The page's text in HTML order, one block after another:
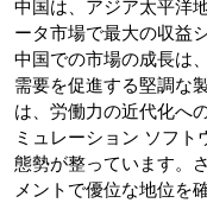
中国は、アジア太平洋
ータ市場で最大の収益
中国での市場の成長は
需要を促進する堅調な
は、労働力の近代化へ
ミュレーション ソフト
態勢が整っています。
メントで優位な地位を